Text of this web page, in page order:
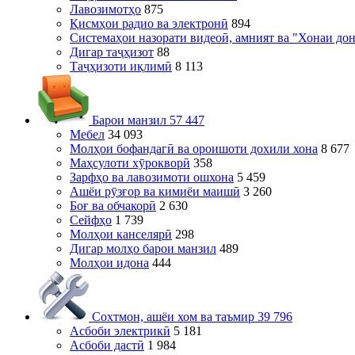
Лавозимотҳо 875
Қисмҳои радио ва электронӣ 894
Системаҳои назорати видеоӣ, амният ва "Хонаи
Дигар таҷҳизот 88
Таҷҳизоти иқлимӣ 8 113
Барои манзил 57 447
Мебел 34 093
Молҳои бофандагӣ ва ороишоти дохили хона 8 677
Маҳсулоти хӯрокворӣ 358
Зарфҳо ва лавозимоти ошхона 5 459
Ашёи рӯзғор ва кимиёи маишӣ 3 260
Боғ ва обчакорӣ 2 630
Сейфҳо 1 739
Молҳои канселярӣ 298
Дигар молҳо барои манзил 489
Молҳои идона 444
Сохтмон, ашёи хом ва таъмир 39 796
Асбоби электрикӣ 5 181
Асбоби дастӣ 1 984